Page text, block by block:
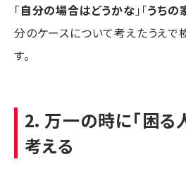
「自分の場合はどうかな 」「うちの
分のケースについて考えたうえで
す。
2．万一の時に「困る
考える